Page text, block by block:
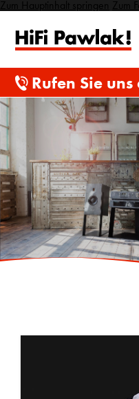
Zum Hauptinhalt springen Zum
Rufen Sie uns